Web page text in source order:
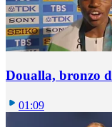
Doualla, bronzo
01:09